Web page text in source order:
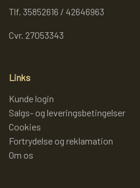
Tlf. 35852616 / 42646963
Cvr. 27053343
Links
Kunde login
Salgs- og leveringsbetingelser
Cookies
Fortrydelse og reklamation
Om os